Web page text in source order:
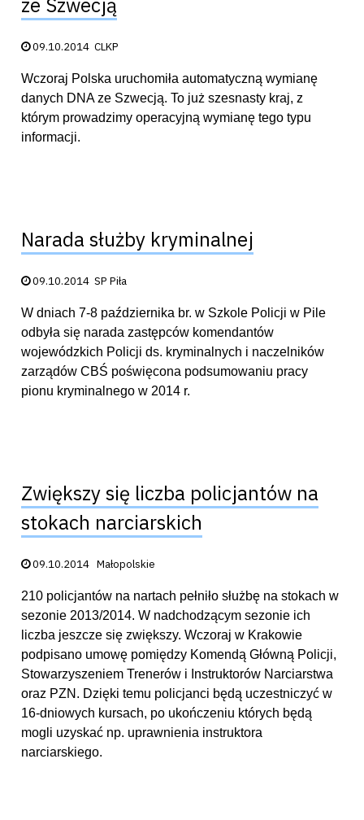
Data publikacji:
09.10.2014CLKP
Wczoraj Polska uruchomiła automatyczną wymianę
danych DNA ze Szwecją. To już szesnasty kraj, z
którym prowadzimy operacyjną wymianę tego typu
informacji.
Narada służby kryminalnej
Data publikacji:
09.10.2014SP Piła
W dniach 7-8 października br. w Szkole Policji w Pile
odbyła się narada zastępców komendantów
wojewódzkich Policji ds. kryminalnych i naczelników
zarządów CBŚ poświęcona podsumowaniu pracy
pionu kryminalnego w 2014 r.
Zwiększy się liczba policjantów na
stokach narciarskich
Data publikacji:
09.10.2014Małopolskie
210 policjantów na nartach pełniło służbę na stokach w
sezonie 2013/2014. W nadchodzącym sezonie ich
liczba jeszcze się zwiększy. Wczoraj w Krakowie
podpisano umowę pomiędzy Komendą Główną Policji,
Stowarzyszeniem Trenerów i Instruktorów Narciarstwa
oraz PZN. Dzięki temu policjanci będą uczestniczyć w
16-dniowych kursach, po ukończeniu których będą
mogli uzyskać np. uprawnienia instruktora
narciarskiego.